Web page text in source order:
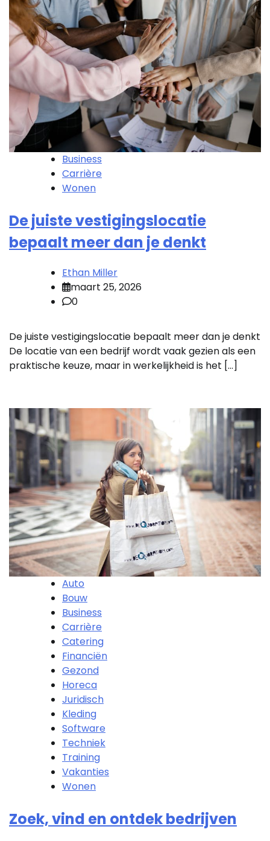
Business
Carrière
Wonen
De juiste vestigingslocatie
bepaalt meer dan je denkt
Ethan Miller
maart 25, 2026
0
De juiste vestigingslocatie bepaalt meer dan je denkt
De locatie van een bedrijf wordt vaak gezien als een
praktische keuze, maar in werkelijkheid is het […]
Auto
Bouw
Business
Carrière
Catering
Financiën
Gezond
Horeca
Juridisch
Kleding
Software
Techniek
Training
Vakanties
Wonen
Zoek, vind en ontdek bedrijven